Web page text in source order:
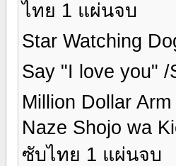
ไทย 1 แผ่นจบ
Star Watching
Say "I love you"
Million Dollar
Naze Shojo wa
ซับไทย 1 แผ่นจบ